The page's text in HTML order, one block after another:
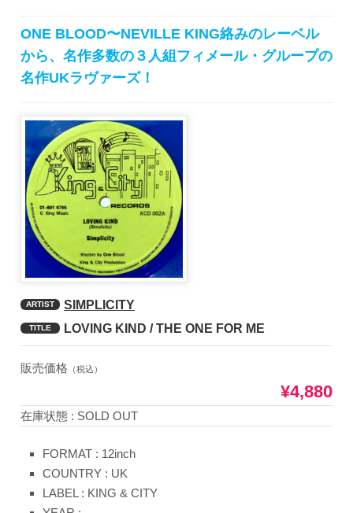
ONE BLOOD〜NEVILLE KING絡みのレーベル
から、名作多数の３人組フィメール・グループの
名作UKラヴァーズ！
ARTIST SIMPLICITY
TITLE LOVING KIND / THE ONE FOR ME
販売価格 （税込）
¥4,880
在庫状態 : SOLD OUT
FORMAT : 12inch
COUNTRY : UK
LABEL : KING & CITY